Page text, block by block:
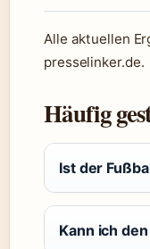
Alle aktuellen
presselinker.de.
Häufig
Ist der
Kann ich